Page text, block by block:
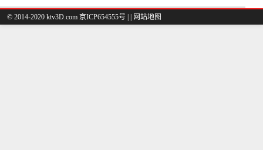
© 2014-2020 ktv3D.com 京ICP654555号 | 网站地图